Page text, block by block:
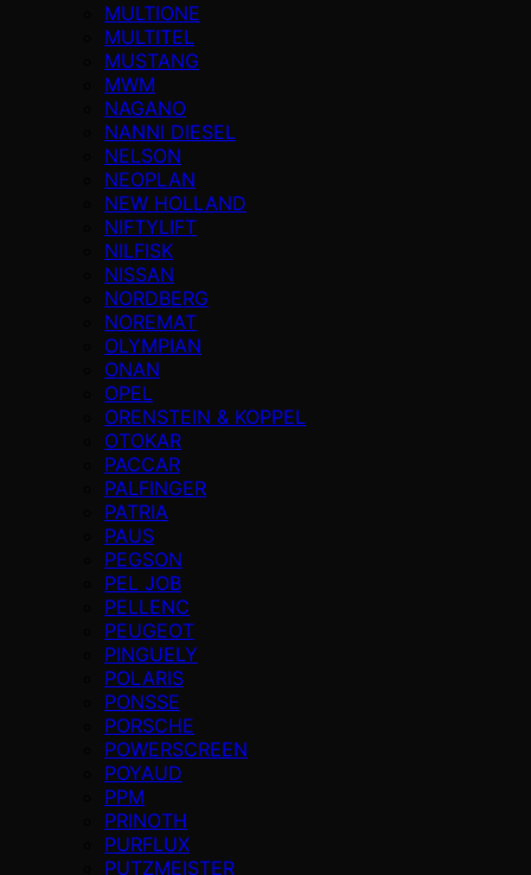
MULTIONE
MULTITEL
MUSTANG
MWM
NAGANO
NANNI DIESEL
NELSON
NEOPLAN
NEW HOLLAND
NIFTYLIFT
NILFISK
NISSAN
NORDBERG
NOREMAT
OLYMPIAN
ONAN
OPEL
ORENSTEIN & KOPPEL
OTOKAR
PACCAR
PALFINGER
PATRIA
PAUS
PEGSON
PEL JOB
PELLENC
PEUGEOT
PINGUELY
POLARIS
PONSSE
PORSCHE
POWERSCREEN
POYAUD
PPM
PRINOTH
PURFLUX
PUTZMEISTER